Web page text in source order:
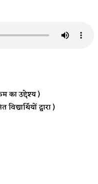
का उद्देश्य )
द्वारा )